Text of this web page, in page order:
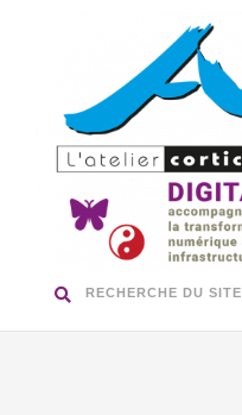
RECHERCHE DU SITE